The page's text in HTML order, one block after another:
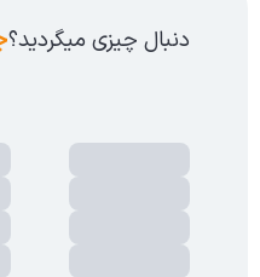
دنبال چیزی میگردید؟